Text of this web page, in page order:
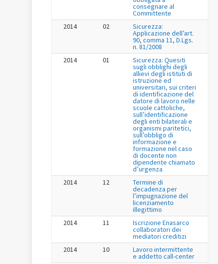
consegnare al
Committente
2014
02 Sicurezza:
Applicazione dell’art.
90, comma 11, D.Lgs.
n. 81/2008
2014
01 Sicurezza: Quesiti
sugli obblighi degli
allievi degli istituti di
istruzione ed
universitari, sui criteri
di identificazione del
datore di lavoro nelle
scuole cattoliche,
sull’identificazione
degli enti bilaterali e
organismi paritetici,
sull’obbligo di
informazione e
formazione nel caso
di docente non
dipendente chiamato
d’urgenza
2014
12 Termine di
decadenza per
l’impugnazione del
licenziamento
illegittimo
2014
11 Iscrizione Enasarco
collaboratori dei
mediatori creditizi
2014
10 Lavoro intermittente
e addetto call-center